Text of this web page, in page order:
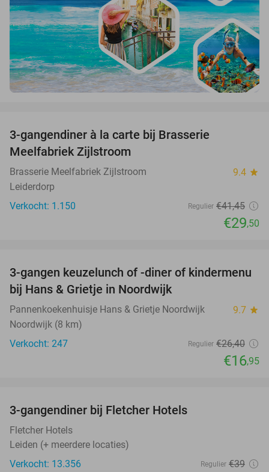
3-gangendiner à la carte bij Brasserie
Meelfabriek Zijlstroom
Brasserie Meelfabriek Zijlstroom 9.4 star
Leiderdorp
Verkocht: 1.150
Regulier €41,45
€29,50
36%
3-gangen keuzelunch of -diner of kindermenu
bij Hans & Grietje in Noordwijk
Pannenkoekenhuisje Hans & Grietje Noordwijk 9.7 star
Noordwijk (8 km)
Verkocht: 247
Regulier €26,40
€16,95
3-gangendiner bij Fletcher Hotels
Fletcher Hotels
Leiden (+ meerdere locaties)
Verkocht: 13.356
Regulier €39